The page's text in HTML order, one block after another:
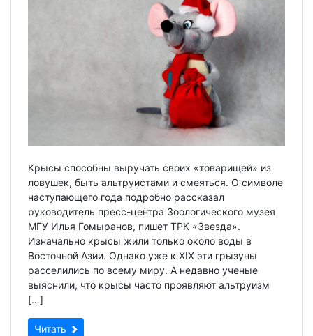
Крысы способны выручать своих «товарищей» из
ловушек, быть альтруистами и смеяться. О символе
наступающего года подробно рассказал
руководитель пресс-центра Зоологического музея
МГУ Илья Гомыранов, пишет ТРК «Звезда».
Изначально крысы жили только около воды в
Восточной Азии. Однако уже к XIX эти грызуны
расселились по всему миру. А недавно ученые
выяснили, что крысы часто проявляют альтруизм
[…]
Читать